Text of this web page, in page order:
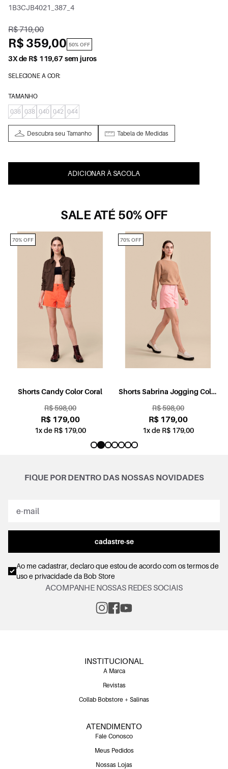
1B3CJB4021_387_4
R$ 719,00
R$ 359,00 50% OFF
3X de R$ 119,67 sem juros
SELECIONE A COR:
TAMANHO
036 038 040 042 044
Descubra seu Tamanho Tabela de Medidas
ADICIONAR À SACOLA
SALE ATÉ 50% OFF
Shorts Candy Color Coral
R$ 598,00
R$ 179,00
1x de R$ 179,00
70% OFF
Shorts Sabrina Jogging Color
R$ 598,00
R$ 179,00
1x de R$ 179,00
70% OFF
FIQUE POR DENTRO DAS NOSSAS NOVIDADES
cadastre-se
Ao me cadastrar, declaro que estou de acordo com ostermos de
uso e privacidadeda Bob Store
ACOMPANHE NOSSAS REDES SOCIAIS
INSTITUCIONAL
A Marca
Revistas
Collab Bobstore + Salinas
ATENDIMENTO
Fale Conosco
Meus Pedidos
Nossas Lojas